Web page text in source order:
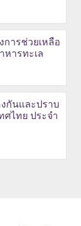
การช่วยเหลือ
หารทะเล
กันและปราบ
ศไทย ประจำ